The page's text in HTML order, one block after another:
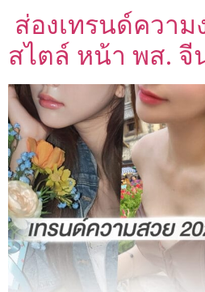
ส่องเทรนด์ความ
สไตล์ หน้า พส. จี